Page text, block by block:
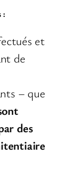
:
et
de
– que
des